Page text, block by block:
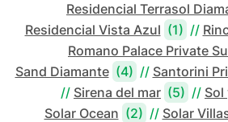
Residencial Terrasol
Residencial Vista Azul (1) //
Romano Palace Private
Sand Diamante (4) // Santorini
// Sirena del mar (5) // Sol
Solar Ocean (2) // Solar